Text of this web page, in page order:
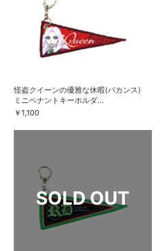
怪盗クイーンの優雅な休暇(バカンス)
ミニペナントキーホルダ...
￥1,100